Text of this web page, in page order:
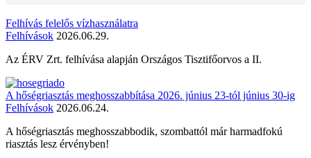
Felhívás felelős vízhasználatra
Felhívások 2026.06.29.
Az ÉRV Zrt. felhívása alapján Országos Tisztifőorvos a II.
A hőségriasztás meghosszabbítása 2026. június 23-tól június 30-ig
Felhívások 2026.06.24.
A hőségriasztás meghosszabbodik, szombattól már harmadfokú
riasztás lesz érvényben!